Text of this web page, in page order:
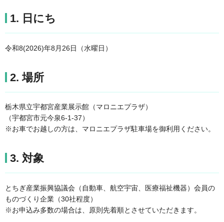
1. 日にち
令和8(2026)年8月26日（水曜日）
2. 場所
栃木県立宇都宮産業展示館（マロニエプラザ）
（宇都宮市元今泉6-1-37）
※お車でお越しの方は、マロニエプラザ駐車場を御利用ください。
3. 対象
とちぎ産業振興協議会（自動車、航空宇宙、医療福祉機器）会員の
ものづくり企業（30社程度）
※お申込み多数の場合は、原則先着順とさせていただきます。